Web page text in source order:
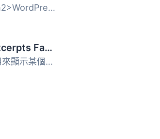
<article> <h2>WordPress 外掛介紹</h2>...
Random Excerpts Fader
這個外掛是用來顯示某個分類中隨機文章的摘要。使用 jQuery ...